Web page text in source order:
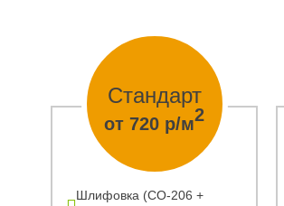
Стандарт
от 720 р/м2
Шлифовка (CO-206 +